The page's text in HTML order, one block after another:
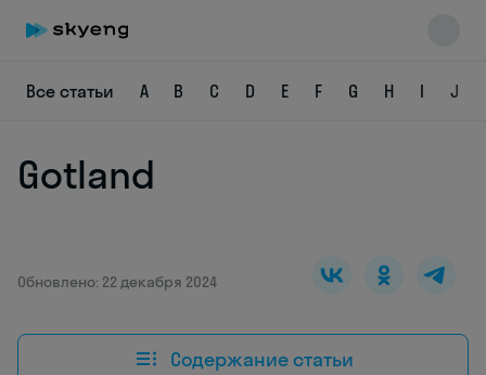
Все статьи A B C D E F G H I J
Gotland
Обновлено: 22 декабря 2024
Содержание статьи
Skyeng Chat